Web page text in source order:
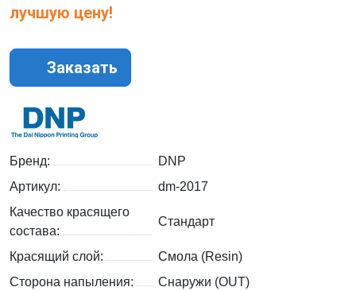
лучшую цену!
Заказать
Бренд:
DNP
Артикул:
dm-2017
Качество красящего
состава:
Стандарт
Красящий слой:
Смола (Resin)
Сторона напыления:
Снаружи (OUT)